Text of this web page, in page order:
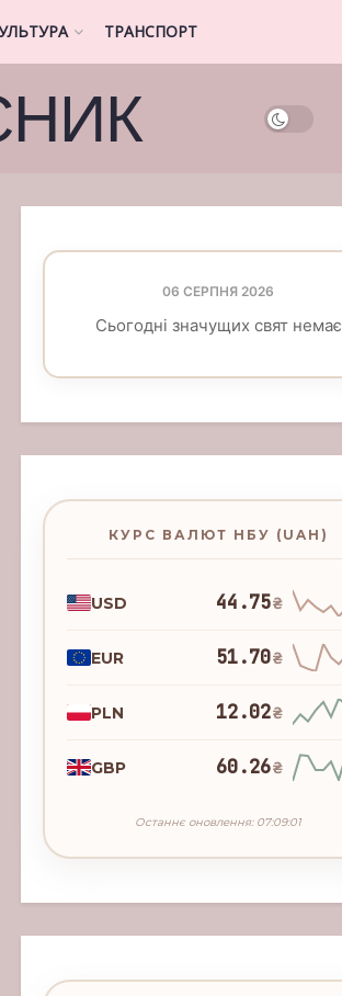
ТРАНСПОРТ
06 СЕРПНЯ 2026
Сьогодні значущих свят немає
КУРС ВАЛЮТ НБУ (UAH)
USD 44.75₴
EUR 51.70₴
PLN 12.02₴
GBP 60.26₴
Останнє оновлення: 07:09:01